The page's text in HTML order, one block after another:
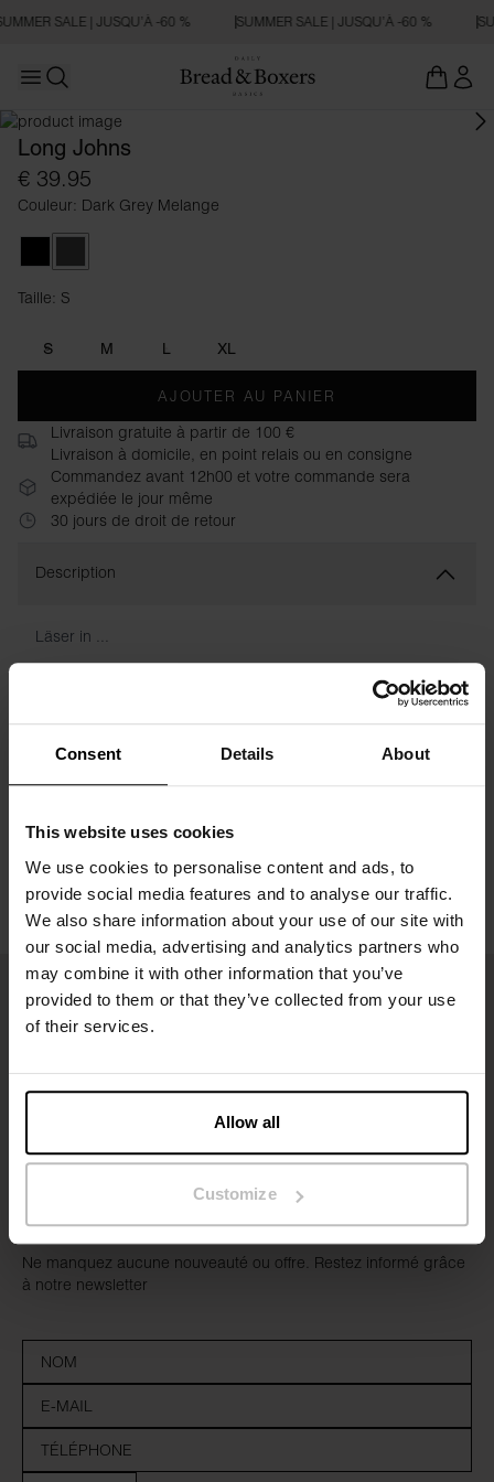
Consent Details About
This website uses cookies
We use cookies to personalise content and ads, to
provide social media features and to analyse our traffic.
We also share information about your use of our site with
our social media, advertising and analytics partners who
may combine it with other information that you’ve
provided to them or that they’ve collected from your use
of their services.
Allow all
Customize
SALE | JUSQU’À -60 % SUMMER SALE | JUSQU’À -60 %
Open main menu
Long Johns
€ 39.95
Couleur: Dark Grey Melange
Taille: S
S M L XL
AJOUTER AU PANIER
Livraison gratuite à partir de 100 €
Livraison à domicile, en point relais ou en consigne
Commandez avant 12h00 et votre commande sera
expédiée le jour même
30 jours de droit de retour
Description
Läser in ...
Guide des tailles
Instructions de lavage
Avis
Inscrivez-vous
Ne manquez aucune nouveauté ou offre. Restez informé grâce
à notre newsletter